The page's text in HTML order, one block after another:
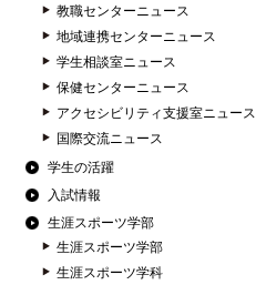
教職センターニュース
地域連携センターニュース
学生相談室ニュース
保健センターニュース
アクセシビリティ支援室ニュース
国際交流ニュース
学生の活躍
入試情報
生涯スポーツ学部
生涯スポーツ学部
生涯スポーツ学科